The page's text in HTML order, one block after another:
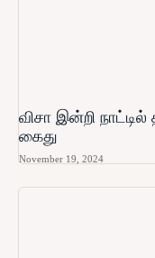
விசா இன்றி
கைது
November 19, 2024